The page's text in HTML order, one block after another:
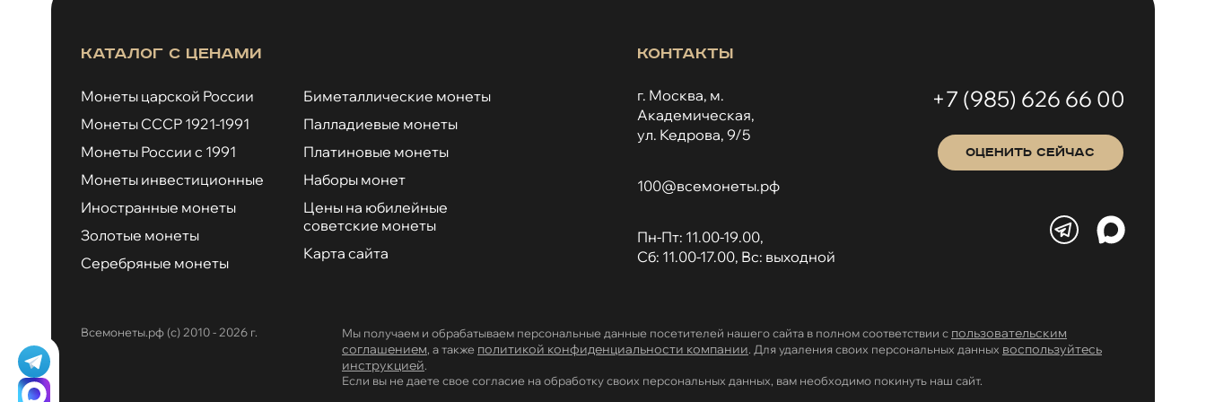
Каталог с ценами
Монеты царской России
Монеты СССР 1921-1991
Монеты России с 1991
Монеты инвестиционные
Иностранные монеты
Золотые монеты
Серебряные монеты
Биметаллические монеты
Палладиевые монеты
Платиновые монеты
Наборы монет
Цены на юбилейные
советские монеты
Карта сайта
Контакты
г. Москва, м.
Академическая,
ул. Кедрова, 9/5
100@всемонеты.рф
Пн-Пт: 11.00-19.00,
Сб: 11.00-17.00, Вс: выходной
+7 (985) 626 66 00
ОЦЕНИТЬ СЕЙЧАС
Всемонеты.рф (с) 2010 - 2026 г. Мы получаем и обрабатываем персональные данные посетителей нашего сайта в полном соответствии с пользовательским
соглашением, а также политикой конфиденциальности компании. Для удаления своих персональных данных воспользуйтесь
инструкцией.
Если вы не даете свое согласие на обработку своих персональных данных, вам необходимо покинуть наш сайт.